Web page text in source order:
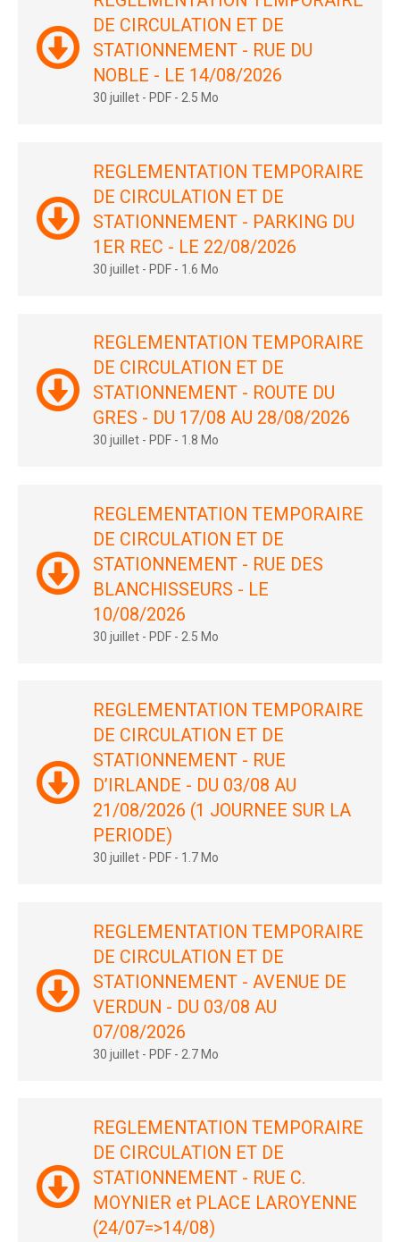
DE CIRCULATION ET DE
STATIONNEMENT - RUE DU
NOBLE - LE 14/08/2026
30 juillet - PDF -2.5 Mo
REGLEMENTATION TEMPORAIRE
DE CIRCULATION ET DE
STATIONNEMENT - PARKING DU
1ER REC - LE 22/08/2026
30 juillet - PDF - 1.6 Mo
REGLEMENTATION TEMPORAIRE
DE CIRCULATION ET DE
STATIONNEMENT - ROUTE DU
GRES - DU 17/08 AU 28/08/2026
30 juillet - PDF - 1.8 Mo
REGLEMENTATION TEMPORAIRE
DE CIRCULATION ET DE
STATIONNEMENT - RUE DES
BLANCHISSEURS - LE
10/08/2026
30 juillet - PDF - 2.5 Mo
REGLEMENTATION TEMPORAIRE
DE CIRCULATION ET DE
STATIONNEMENT - RUE
D’IRLANDE - DU 03/08 AU
21/08/2026 (1 JOURNEE SUR LA
PERIODE)
30 juillet - PDF - 1.7 Mo
REGLEMENTATION TEMPORAIRE
DE CIRCULATION ET DE
STATIONNEMENT - AVENUE DE
VERDUN - DU 03/08 AU
07/08/2026
30 juillet - PDF - 2.7 Mo
REGLEMENTATION TEMPORAIRE
DE CIRCULATION ET DE
STATIONNEMENT - RUE C.
MOYNIER et PLACE LAROYENNE
(24/07=>14/08)